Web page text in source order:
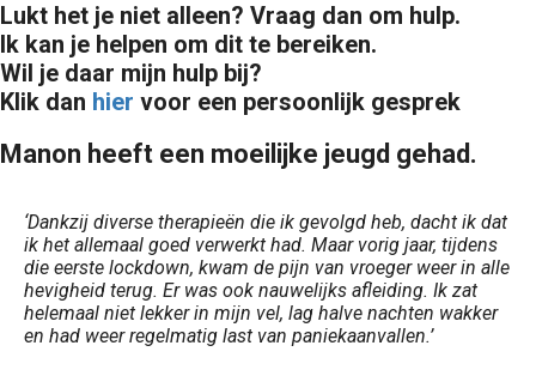
Lukt het je niet alleen? Vraag dan om hulp.
Ik kan je helpen om dit te bereiken.
Wil je daar mijn hulp bij?
Klik dan hier voor een persoonlijk gesprek
Manon heeft een moeilijke jeugd gehad.
‘Dankzij diverse therapieën die ik gevolgd heb, dacht ik dat
ik het allemaal goed verwerkt had. Maar vorig jaar, tijdens
die eerste lockdown, kwam de pijn van vroeger weer in alle
hevigheid terug. Er was ook nauwelijks afleiding. Ik zat
helemaal niet lekker in mijn vel, lag halve nachten wakker
en had weer regelmatig last van paniekaanvallen.’